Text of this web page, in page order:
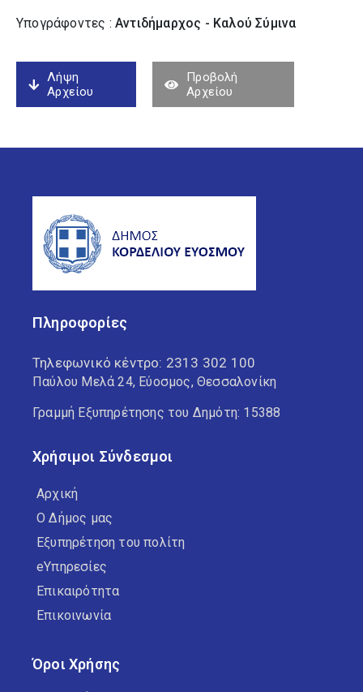
Υπογράφοντες : Αντιδήμαρχος - Καλού Σύµινα
Λήψη
Αρχείου
Προβολή
Αρχείου
Πληροφορίες
Τηλεφωνικό κέντρο: 2313 302 100
Παύλου Μελά 24, Εύοσμος, Θεσσαλονίκη
Γραμμή Εξυπηρέτησης του Δημότη: 15388
Χρήσιμοι Σύνδεσμοι
Αρχική
Ο Δήμος μας
Εξυπηρέτηση του πολίτη
eΥπηρεσίες
Επικαιρότητα
Επικοινωνία
Όροι Χρήσης